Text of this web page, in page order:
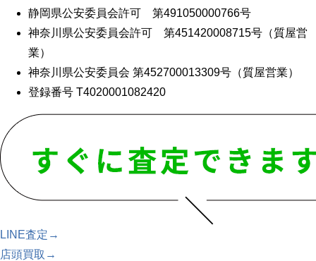
静岡県公安委員会許可 第491050000766号
神奈川県公安委員会許可 第451420008715号（質屋営
業）
神奈川県公安委員会 第452700013309号（質屋営業）
登録番号 T4020001082420
LINE査定→
店頭買取→